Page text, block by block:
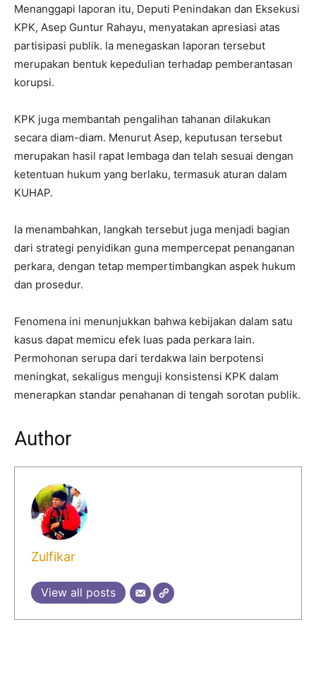
Menanggapi laporan itu, Deputi Penindakan dan Eksekusi
KPK, Asep Guntur Rahayu, menyatakan apresiasi atas
partisipasi publik. Ia menegaskan laporan tersebut
merupakan bentuk kepedulian terhadap pemberantasan
korupsi.
KPK juga membantah pengalihan tahanan dilakukan
secara diam-diam. Menurut Asep, keputusan tersebut
merupakan hasil rapat lembaga dan telah sesuai dengan
ketentuan hukum yang berlaku, termasuk aturan dalam
KUHAP.
Ia menambahkan, langkah tersebut juga menjadi bagian
dari strategi penyidikan guna mempercepat penanganan
perkara, dengan tetap mempertimbangkan aspek hukum
dan prosedur.
Fenomena ini menunjukkan bahwa kebijakan dalam satu
kasus dapat memicu efek luas pada perkara lain.
Permohonan serupa dari terdakwa lain berpotensi
meningkat, sekaligus menguji konsistensi KPK dalam
menerapkan standar penahanan di tengah sorotan publik.
Author
Zulfikar
View all posts